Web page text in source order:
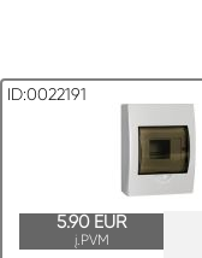
ID:0022191
5.90 EUR
į.PVM